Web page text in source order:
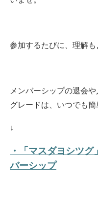
参加するたびに、理解も
メンバーシップの退会
グレードは、いつでも簡
↓
・「マスダヨシツ
バーシップ